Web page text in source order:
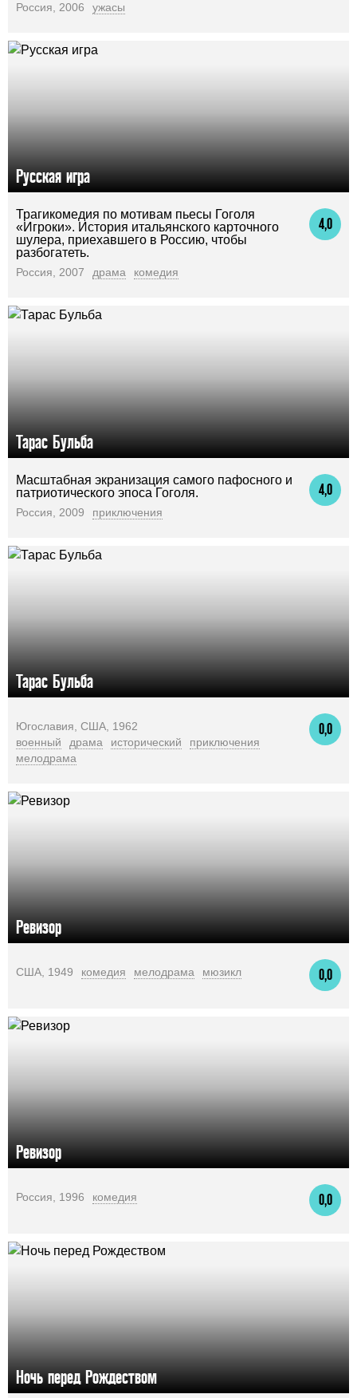
Россия, 2006 ужасы
Русская игра
4,0
Трагикомедия по мотивам пьесы Гоголя
«Игроки». История итальянского карточного
шулера, приехавшего в Россию, чтобы
разбогатеть.
Россия, 2007 драма комедия
Тарас Бульба
4,0
Масштабная экранизация самого пафосного и
патриотического эпоса Гоголя.
Россия, 2009 приключения
Тарас Бульба
0,0
Югославия, США, 1962
военный
драма исторический
приключения
мелодрама
Ревизор
0,0
США, 1949 комедия мелодрама мюзикл
Ревизор
0,0
Россия, 1996 комедия
Ночь перед Рождеством